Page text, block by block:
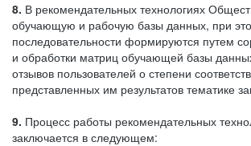
8. В рекомендательных технологиях
обучающую и рабочую базы данных, при
последовательности формируются путем
и обработки матриц обучающей базы
отзывов пользователей о степени
представленных им результатов тематике
9. Процесс работы рекомендательных
заключается в следующем: